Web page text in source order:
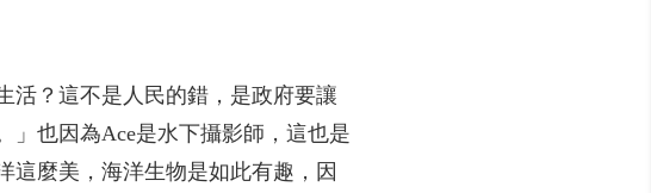
活？這不是人民的錯，是政府要讓
」也因為Ace是水下攝影師，這也是
這麼美，海洋生物是如此有趣，因